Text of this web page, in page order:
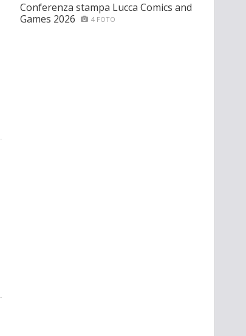
Conferenza stampa Lucca Comics and
Games 2026
4 FOTO